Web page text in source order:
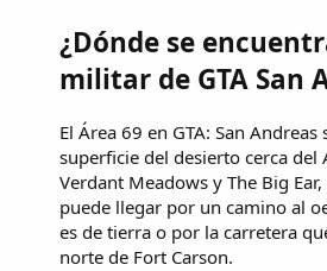
¿Dónde se
militar de GTA San
El Área 69 en GTA: San
superficie del desierto cerca del
Verdant Meadows y The Big
puede llegar por un camino al
es de tierra o por la carretera
norte de Fort Carson.